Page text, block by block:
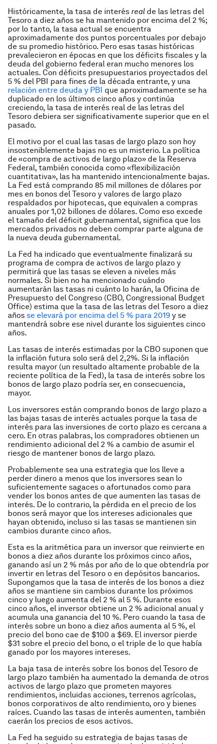
Históricamente, la tasa de interés real de las letras del
Tesoro a diez años se ha mantenido por encima del 2 %;
por lo tanto, la tasa actual se encuentra
aproximadamente dos puntos porcentuales por debajo
de su promedio histórico. Pero esas tasas históricas
prevalecieron en épocas en que los déficits fiscales y la
deuda del gobierno federal eran mucho menores los
actuales. Con déficits presupuestarios proyectados del
5 % del PBI para fines de la década entrante, y una
relación entre deuda y PBI que aproximadamente se ha
duplicado en los últimos cinco años y continúa
creciendo, la tasa de interés real de las letras del
Tesoro debiera ser significativamente superior que en el
pasado.
El motivo por el cual las tasas de largo plazo son hoy
insosteniblemente bajas no es un misterio. La política
de «compra de activos de largo plazo» de la Reserva
Federal, también conocida como «flexibilización
cuantitativa», las ha mantenido intencionalmente bajas.
La Fed está comprando 85 mil millones de dólares por
mes en bonos del Tesoro y valores de largo plazo
respaldados por hipotecas, que equivalen a compras
anuales por 1,02 billones de dólares. Como eso excede
el tamaño del déficit gubernamental, significa que los
mercados privados no deben comprar parte alguna de
la nueva deuda gubernamental.
La Fed ha indicado que eventualmente finalizará su
programa de compra de activos de largo plazo y
permitirá que las tasas se eleven a niveles más
normales. Si bien no ha mencionado cuándo
aumentarán las tasas ni cuánto lo harán, la Oficina de
Presupuesto del Congreso (CBO, Congressional Budget
Office) estima que la tasa de las letras del Tesoro a diez
años se elevará por encima del 5 % para 2019 y se
mantendrá sobre ese nivel durante los siguientes cinco
años.
Las tasas de interés estimadas por la CBO suponen que
la inflación futura solo será del 2,2%. Si la inflación
resulta mayor (un resultado altamente probable de la
reciente política de la Fed), la tasa de interés sobre los
bonos de largo plazo podría ser, en consecuencia,
mayor.
Los inversores están comprando bonos de largo plazo a
las bajas tasas de interés actuales porque la tasa de
interés para las inversiones de corto plazo es cercana a
cero. En otras palabras, los compradores obtienen un
rendimiento adicional del 2 % a cambio de asumir el
riesgo de mantener bonos de largo plazo.
Probablemente sea una estrategia que los lleve a
perder dinero a menos que los inversores sean lo
suficientemente sagaces o afortunados como para
vender los bonos antes de que aumenten las tasas de
interés. De lo contrario, la pérdida en el precio de los
bonos será mayor que los intereses adicionales que
hayan obtenido, incluso si las tasas se mantienen sin
cambios durante cinco años.
Esta es la aritmética para un inversor que reinvierte en
bonos a diez años durante los próximos cinco años,
ganando así un 2 % más por año de lo que obtendría por
invertir en letras del Tesoro o en depósitos bancarios.
Supongamos que la tasa de interés de los bonos a diez
años se mantiene sin cambios durante los próximos
cinco y luego aumenta del 2 % al 5 %. Durante esos
cinco años, el inversor obtiene un 2 % adicional anual y
acumula una ganancia del 10 %. Pero cuando la tasa de
interés sobre un bono a diez años aumenta al 5 %, el
precio del bono cae de $100 a $69. El inversor pierde
$31 sobre el precio del bono, o el triple de lo que había
ganado por los mayores intereses.
La baja tasa de interés sobre los bonos del Tesoro de
largo plazo también ha aumentado la demanda de otros
activos de largo plazo que prometen mayores
rendimientos, incluidas acciones, terrenos agrícolas,
bonos corporativos de alto rendimiento, oro y bienes
raíces. Cuando las tasas de interés aumenten, también
caerán los precios de esos activos.
La Fed ha seguido su estrategia de bajas tasas de